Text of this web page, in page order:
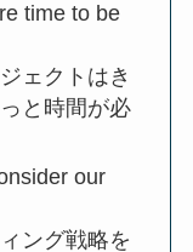
time to be
ェクトはき
と時間が必
our
ング戦略を